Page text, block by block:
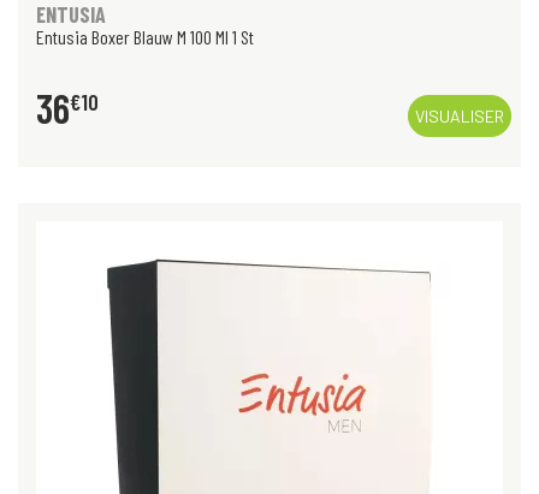
ENTUSIA
Entusia Boxer Blauw M 100 Ml 1 St
36€10
VISUALISER